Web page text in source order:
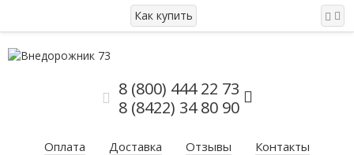
Как купить
8 (800) 444 22 73
8 (8422) 34 80 90
Оплата Доставка Отзывы
Контакты